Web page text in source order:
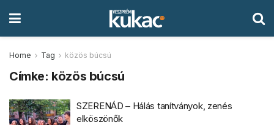
Home Tag közös búcsú
Címke: közös búcsú
SZERENÁD – Hálás tanítványok, zenés
elköszönők